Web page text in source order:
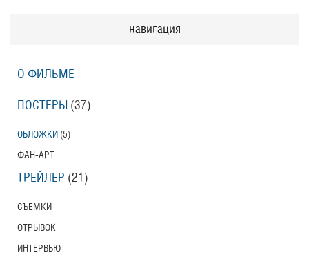
навигация
О ФИЛЬМЕ
ПОСТЕРЫ (37)
ОБЛОЖКИ (5)
ФАН-АРТ
ТРЕЙЛЕР (21)
СЪЕМКИ
ОТРЫВОК
ИНТЕРВЬЮ